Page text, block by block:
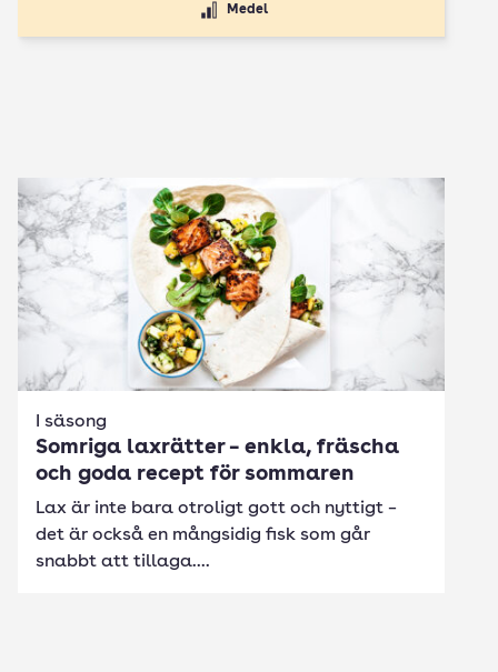
Medel
I säsong
Somriga laxrätter – enkla, fräscha
och goda recept för sommaren
Lax är inte bara otroligt gott och nyttigt –
det är också en mångsidig fisk som går
snabbt att tillaga....